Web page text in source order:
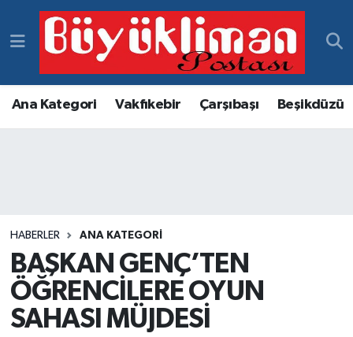
Ana Kategori Vakfıkebir Çarşıbaşı Beşikdüzü
HABERLER ANA KATEGORI
BAŞKAN GENÇ’TEN
ÖĞRENCİLERE OYUN
SAHASI MÜJDESİ
Vakfıkebir Hava Durumu
Vakfıkebir Trafik Yoğunluk Haritası
Haber Arşivi